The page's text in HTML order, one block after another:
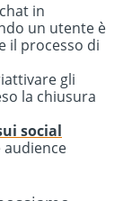
in
un utente è
il processo di
gli
la chiusura
social
audience